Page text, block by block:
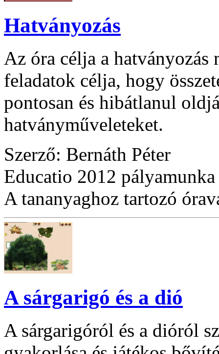
Hatványozás
Az óra célja a
feladatok célja, hogy
pontosan és hibátlanul
hatványműveleteket.
Szerző: Bernáth Péter
Educatio 2012 pályamunka
A tananyaghoz tartozó
A sárgarigó és a dió
A sárgarigóról és a dióról